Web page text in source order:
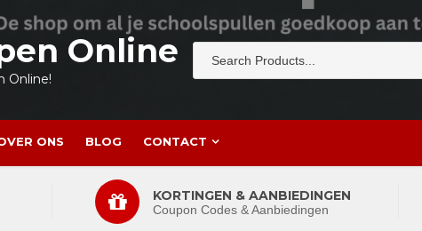
Online
Online!
ONS BLOG CONTACT
KORTINGEN & AANBIEDINGEN
Coupon Codes & Aanbiedingen